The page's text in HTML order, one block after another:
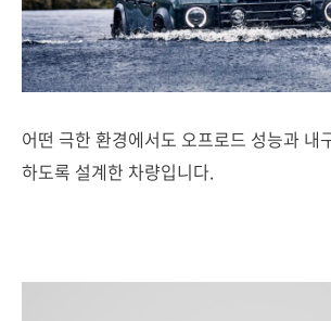
어떤 극한 환경에서도 오프로드 성능과 내
하도록 설계한 차량입니다.